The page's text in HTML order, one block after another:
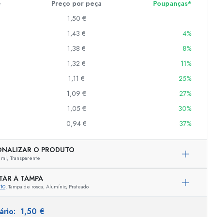
Representação exemplar
Preço por peça
Poupanças*
1,50 €
1,43 €
4%
1,38 €
8%
1,32 €
11%
1,11 €
25%
1,09 €
27%
1,05 €
30%
0,94 € 37%
O PRODUTO
ml, Transparente
A TAMPA
, Tampa de rosca, Alumínio, Prateado
1,50 €